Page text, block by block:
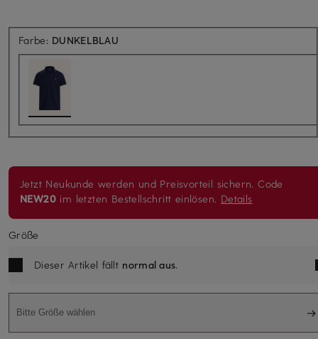
Farbe: DUNKELBLAU
Jetzt Neukunde werden und Preisvorteil sichern. Code
NEW20 im letzten Bestellschritt einlösen. Details
Größe
Dieser Artikel fällt normal aus.
Bitte Größe wählen